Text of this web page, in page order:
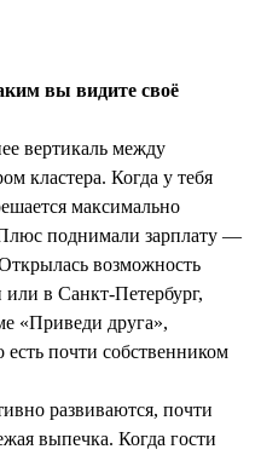
вы видите своё
вертикаль между
кластера. Когда у тебя
максимально
поднимали зарплату —
возможность
или в Санкт-Петербург,
«Приведи друга»,
есть почти собственником
развиваются, почти
выпечка. Когда гости